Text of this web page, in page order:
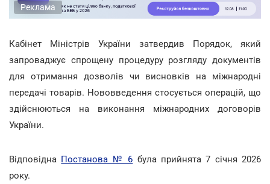
Реклама
Кабінет Міністрів України затвердив Порядок, який
запроваджує спрощену процедуру розгляду документів
для отримання дозволів чи висновків на міжнародні
передачі товарів. Нововведення стосується операцій, що
здійснюються на виконання міжнародних договорів
України.
Відповідна Постанова № 6 була прийнята 7 січня 2026
року.